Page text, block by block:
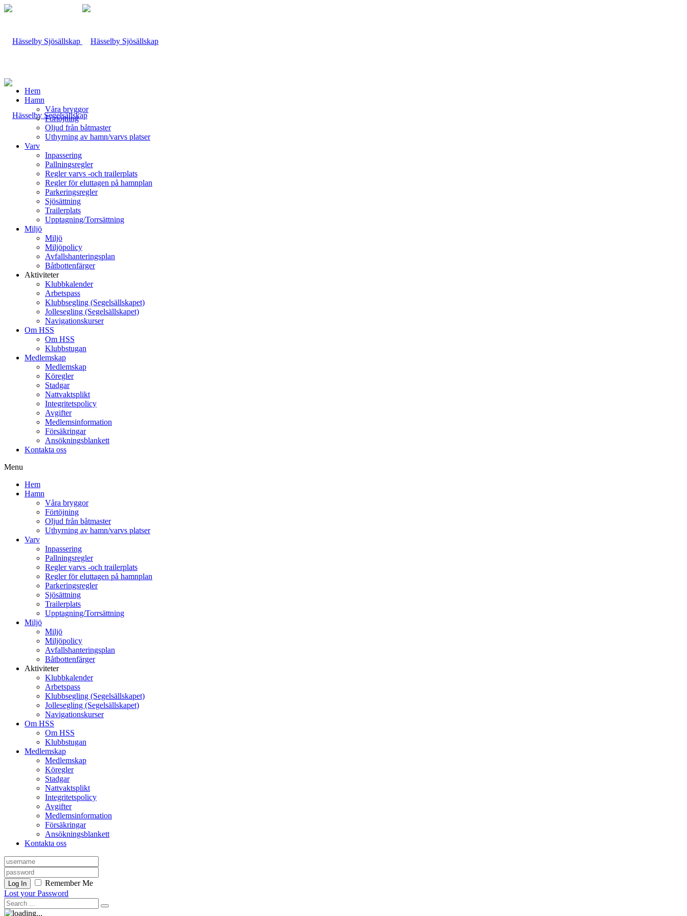
Hem
Hamn
Våra bryggor
Förtöjning
Oljud från båtmaster
Uthyrning av hamn/varvs platser
Varv
Inpassering
Pallningsregler
Regler varvs -och trailerplats
Regler för eluttagen på hamnplan
Parkeringsregler
Sjösättning
Trailerplats
Upptagning/Torrsättning
Miljö
Miljö
Miljöpolicy
Avfallshanteringsplan
Båtbottenfärger
Aktiviteter
Klubbkalender
Arbetspass
Klubbsegling (Segelsällskapet)
Jollesegling (Segelsällskapet)
Navigationskurser
Om HSS
Om HSS
Klubbstugan
Medlemskap
Medlemskap
Köregler
Stadgar
Nattvaktsplikt
Integritetspolicy
Avgifter
Medlemsinformation
Försäkringar
Ansökningsblankett
Kontakta oss
Menu
Hem
Hamn
Våra bryggor
Förtöjning
Oljud från båtmaster
Uthyrning av hamn/varvs platser
Varv
Inpassering
Pallningsregler
Regler varvs -och trailerplats
Regler för eluttagen på hamnplan
Parkeringsregler
Sjösättning
Trailerplats
Upptagning/Torrsättning
Miljö
Miljö
Miljöpolicy
Avfallshanteringsplan
Båtbottenfärger
Aktiviteter
Klubbkalender
Arbetspass
Klubbsegling (Segelsällskapet)
Jollesegling (Segelsällskapet)
Navigationskurser
Om HSS
Om HSS
Klubbstugan
Medlemskap
Medlemskap
Köregler
Stadgar
Nattvaktsplikt
Integritetspolicy
Avgifter
Medlemsinformation
Försäkringar
Ansökningsblankett
Kontakta oss
Log In
Remember Me
Lost your Password